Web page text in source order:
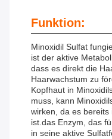
Funktion:
Minoxidil Sulfat
ist der aktive
dass es direkt die
Haarwachstum zu
Kopfhaut in
muss, kann
wirken, da es
ist.das Enzym, das
in seine aktive